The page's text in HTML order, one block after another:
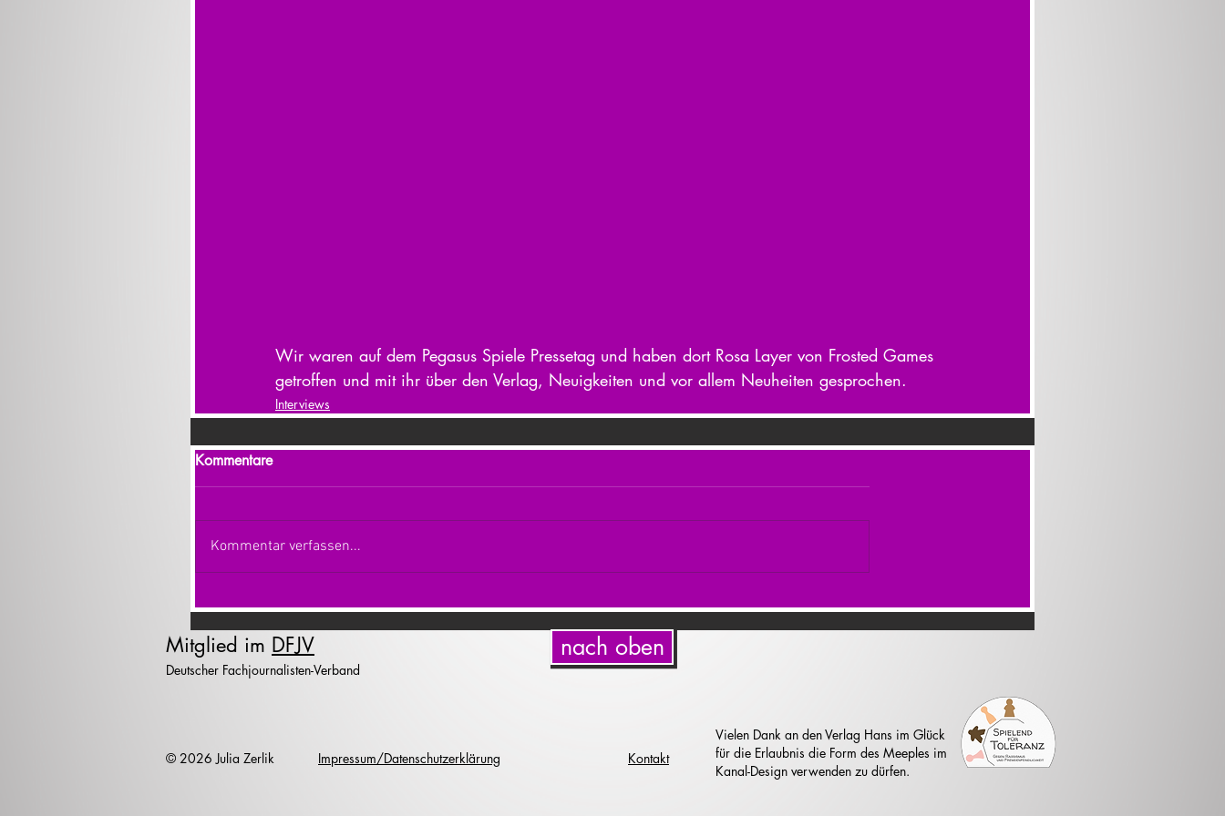
Wir waren auf dem Pegasus Spiele Pressetag und haben dort Rosa Layer von Frosted Games
getroffen und mit ihr über den Verlag, Neuigkeiten und vor allem Neuheiten gesprochen.
Interviews
Kommentare
Kommentar verfassen...
Mitglied im DFJV
Deutscher Fachjournalisten-Verband
nach oben
© 2026 Julia Zerlik Impressum/Datenschutzerklärung Kontakt
Vielen Dank an den Verlag Hans im Glück
für die Erlaubnis die Form des Meeples im
Kanal-Design verwenden zu dürfen.